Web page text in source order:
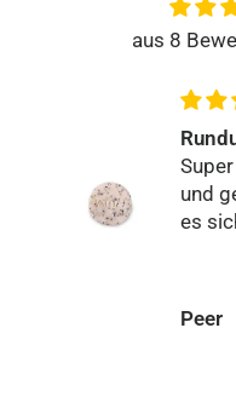
aus 8
Alles
Tom